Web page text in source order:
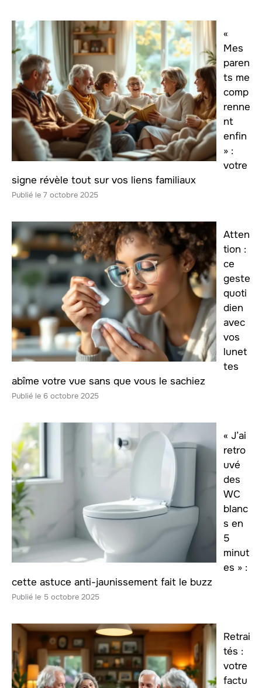
«
Mes
paren
ts me
comp
renne
nt
enfin
» :
votre
signe révèle tout sur vos liens familiaux
7 octobre 2025
Atten
tion :
ce
geste
quoti
dien
avec
vos
lunet
tes
abîme votre vue sans que vous le sachiez
6 octobre 2025
« J’ai
retro
uvé
des
WC
blanc
s en
5
minut
es » :
cette astuce anti-jaunissement fait le buzz
5 octobre 2025
Retrai
tés :
votre
factu